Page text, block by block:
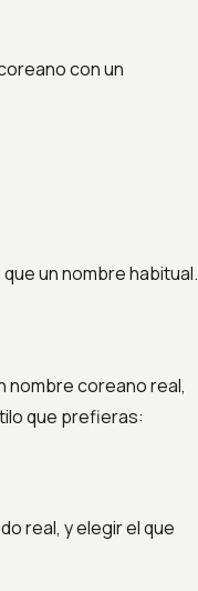
con un
que un nombre habitual.
nombre coreano real,
que prefieras:
real, y elegir el que